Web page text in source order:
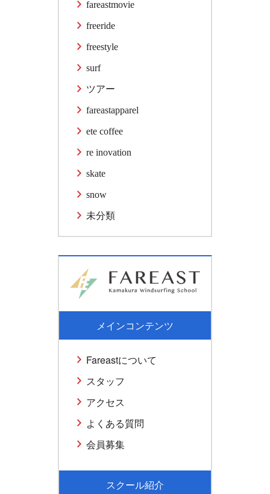
fareastmovie
freeride
freestyle
surf
ツアー
fareastapparel
ete coffee
re inovation
skate
snow
未分類
メインコンテンツ
Fareastについて
スタッフ
アクセス
よくある質問
会員募集
スクール紹介